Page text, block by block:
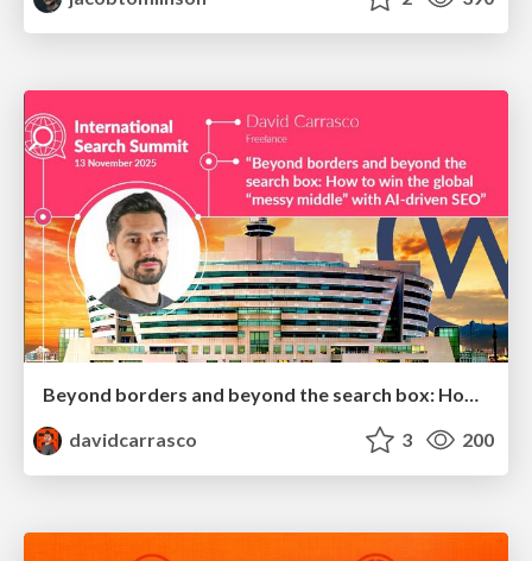
Beyond borders and beyond the search box: How to win the global "messy middle" with AI-driven SEO
davidcarrasco
3 200